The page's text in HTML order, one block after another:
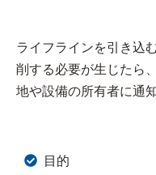
ライフラインを引き込
削する必要が生じたら
地や設備の所有者に通
目的